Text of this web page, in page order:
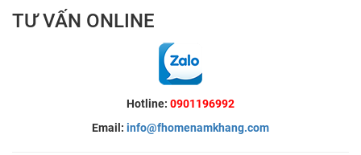
TƯ VẤN ONLINE
Hotline: 0901196992
Email: info@fhomenamkhang.com